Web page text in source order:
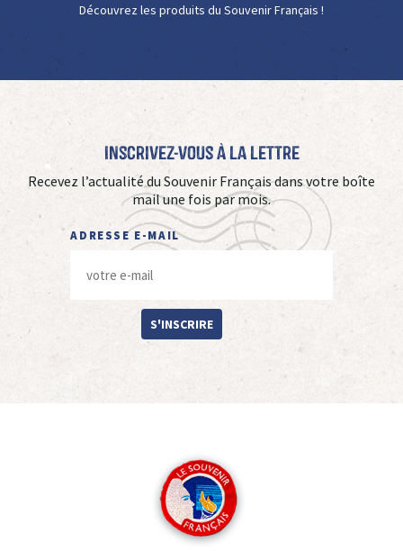
Découvrez les produits du Souvenir Français !
Inscrivez-vous à La Lettre
Recevez l’actualité du Souvenir Français dans votre boîte
mail une fois par mois.
ADRESSE E-MAIL
S'INSCRIRE